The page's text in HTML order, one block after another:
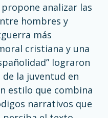
analizar las
hombres y
más
cristiana y una
lograron
la juventud en
estilo que combina
narrativos que